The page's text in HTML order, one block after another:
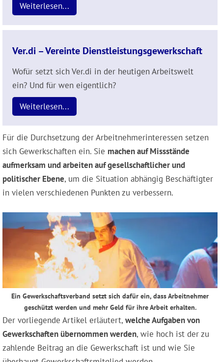
Weiterlesen...
Ver.di – Vereinte Dienstleistungsgewerkschaft
Wofür setzt sich Ver.di in der heutigen Arbeitswelt
ein? Und für wen eigentlich?
Weiterlesen...
Für die Durchsetzung der Arbeitnehmerinteressen setzen
sich Gewerkschaften ein. Sie machen auf Missstände
aufmerksam und arbeiten auf gesellschaftlicher und
politischer Ebene, um die Situation abhängig Beschäftigter
in vielen verschiedenen Punkten zu verbessern.
Ein Gewerkschaftsverband setzt sich dafür ein, dass Arbeitnehmer
geschützt werden und mehr Geld für ihre Arbeit erhalten.
Der vorliegende Artikel erläutert, welche Aufgaben von
Gewerkschaften übernommen werden, wie hoch ist der zu
zahlende Beitrag an die Gewerkschaft ist und wie Sie